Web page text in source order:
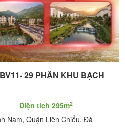
29 PHÂN KHU BẠCH
Diện tích 295m2
Nam, Quận Liên Chiểu, Đà